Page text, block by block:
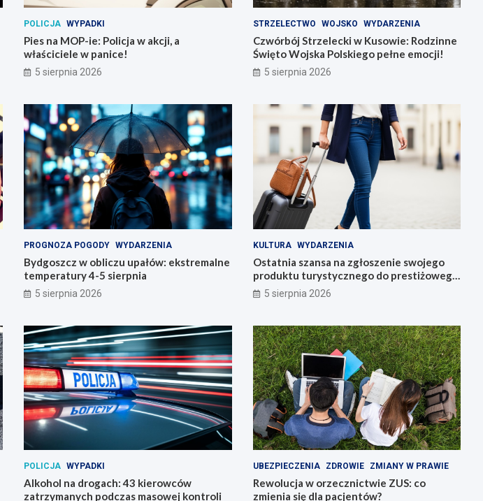
POLICJA WYPADKI
Pies na MOP-ie: Policja w akcji, a
właściciele w panice!
5 sierpnia 2026
STRZELECTWO WOJSKO WYDARZENIA
Czwórbój Strzelecki w Kusowie: Rodzinne
Święto Wojska Polskiego pełne emocji!
5 sierpnia 2026
PROGNOZA POGODY WYDARZENIA
Bydgoszcz w obliczu upałów: ekstremalne
temperatury 4-5 sierpnia
5 sierpnia 2026
KULTURA WYDARZENIA
Ostatnia szansa na zgłoszenie swojego
produktu turystycznego do prestiżowego
konkursu POT
5 sierpnia 2026
POLICJA WYPADKI
Alkohol na drogach: 43 kierowców
zatrzymanych podczas masowej kontroli
UBEZPIECZENIA ZDROWIE ZMIANY W PRAWIE
Rewolucja w orzecznictwie ZUS: co
zmienia się dla pacjentów?